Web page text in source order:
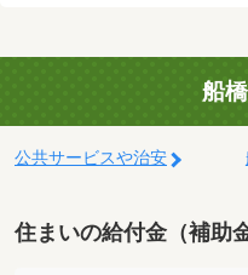
船
公共サービスや治安
住まいの給付金（補助